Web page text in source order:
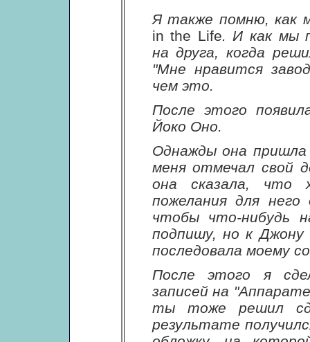
Я также помню, как
in the Life . И как мы
на друга, когда
"Мне нравится
чем это.
После этого
Йоко Оно.
Однажды она
меня отмечал свой
она сказала, что
пожелания для
чтобы что-нибудь
подпишу, но к
последовала моему
После этого я
записей на
ты тоже решил
результате